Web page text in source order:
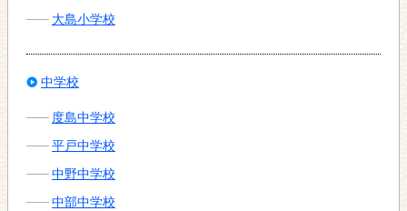
大島小学校
中学校
度島中学校
平戸中学校
中野中学校
中部中学校